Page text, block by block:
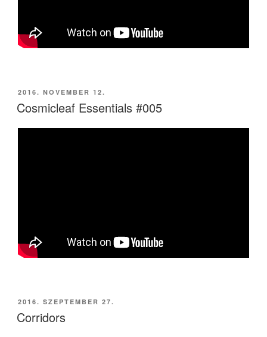
BEKÜLDVE:
2016. NOVEMBER 12.
Cosmicleaf Essentials #005
BEKÜLDVE:
2016. SZEPTEMBER 27.
Corridors